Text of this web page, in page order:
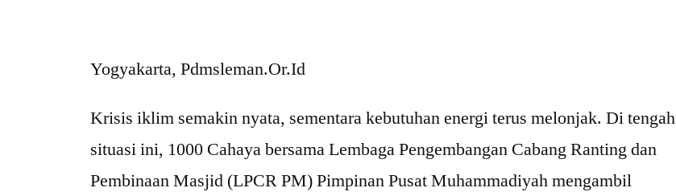
Yogyakarta, Pdmsleman.Or.Id
Krisis iklim semakin nyata, sementara kebutuhan energi terus melonjak. Di tengah
situasi ini, 1000 Cahaya bersama Lembaga Pengembangan Cabang Ranting dan
Pembinaan Masjid (LPCR PM) Pimpinan Pusat Muhammadiyah mengambil